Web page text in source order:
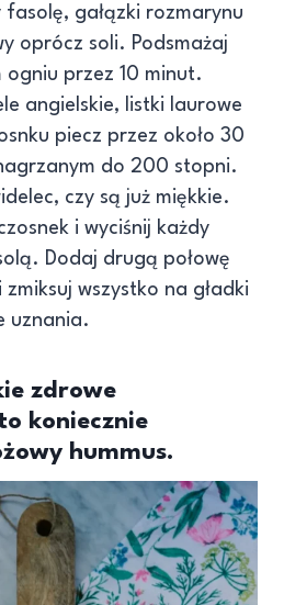
gałązki rozmarynu
oprócz soli. Podsmażaj
ogniu przez 10 minut.
angielskie, listki laurowe
piecz przez około 30
do 200 stopni.
czy są już miękkie.
i wyciśnij każdy
Dodaj drugą połowę
wszystko na gładki
uznania.
zdrowe
koniecznie
hummus.